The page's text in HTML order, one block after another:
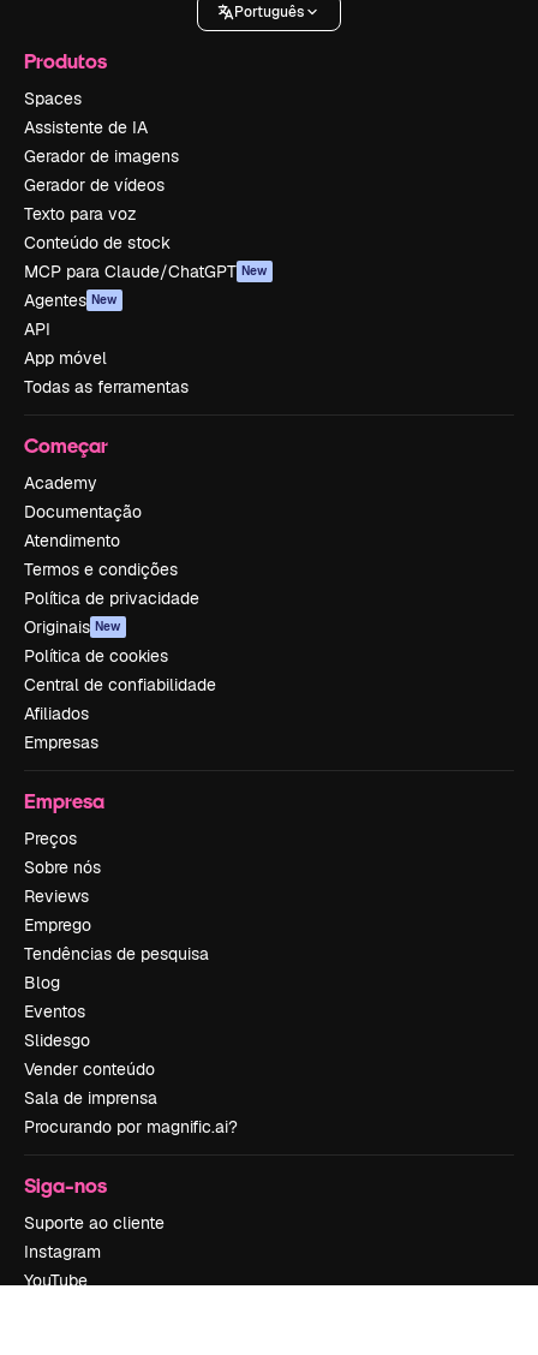
Português
Produtos
Spaces
Assistente de IA
Gerador de imagens
Gerador de vídeos
Texto para voz
Conteúdo de stock
MCP para Claude/ChatGPT New
Agentes New
API
App móvel
Todas as ferramentas
Começar
Academy
Documentação
Atendimento
Termos e condições
Política de privacidade
Originais New
Política de cookies
Central de confiabilidade
Afiliados
Empresas
Empresa
Preços
Sobre nós
Reviews
Emprego
Tendências de pesquisa
Blog
Eventos
Slidesgo
Vender conteúdo
Sala de imprensa
Procurando por magnific.ai?
Siga-nos
Suporte ao cliente
Instagram
YouTube